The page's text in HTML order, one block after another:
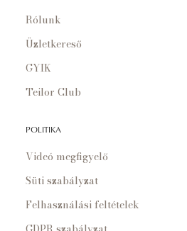
Rólunk
Üzletkereső
GYIK
Teilor Club
POLITIKA
Videó megfigyelő
Süti szabályzat
Felhasználási feltételek